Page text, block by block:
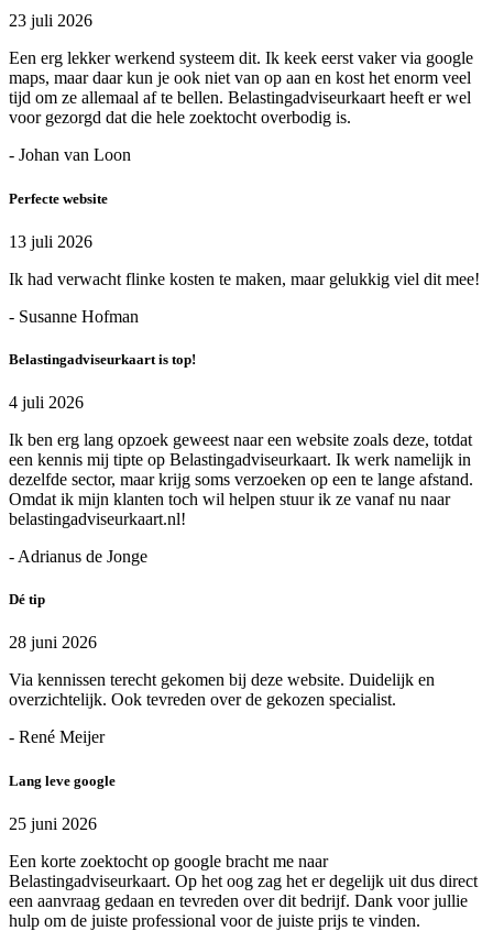
23 juli 2026
Een erg lekker werkend systeem dit. Ik keek eerst vaker via google
maps, maar daar kun je ook niet van op aan en kost het enorm veel
tijd om ze allemaal af te bellen. Belastingadviseurkaart heeft er wel
voor gezorgd dat die hele zoektocht overbodig is.
- Johan van Loon
Perfecte website
13 juli 2026
Ik had verwacht flinke kosten te maken, maar gelukkig viel dit mee!
- Susanne Hofman
Belastingadviseurkaart is top!
4 juli 2026
Ik ben erg lang opzoek geweest naar een website zoals deze, totdat
een kennis mij tipte op Belastingadviseurkaart. Ik werk namelijk in
dezelfde sector, maar krijg soms verzoeken op een te lange afstand.
Omdat ik mijn klanten toch wil helpen stuur ik ze vanaf nu naar
belastingadviseurkaart.nl!
- Adrianus de Jonge
Dé tip
28 juni 2026
Via kennissen terecht gekomen bij deze website. Duidelijk en
overzichtelijk. Ook tevreden over de gekozen specialist.
- René Meijer
Lang leve google
25 juni 2026
Een korte zoektocht op google bracht me naar
Belastingadviseurkaart. Op het oog zag het er degelijk uit dus direct
een aanvraag gedaan en tevreden over dit bedrijf. Dank voor jullie
hulp om de juiste professional voor de juiste prijs te vinden.